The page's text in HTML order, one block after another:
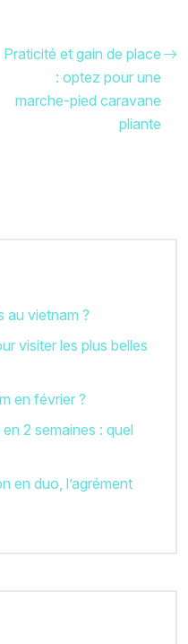
Praticité et gain de place
: optez pour une
marche-pied caravane
pliante
au vietnam ?
visiter les plus belles
en février ?
2 semaines : quel
en duo, l’agrément